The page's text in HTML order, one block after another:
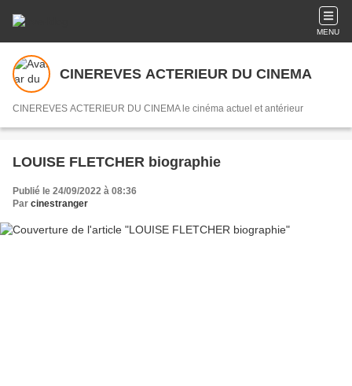
MENU
CINEREVES ACTERIEUR DU CINEMA
CINEREVES ACTERIEUR DU CINEMA le cinéma actuel et antérieur
LOUISE FLETCHER biographie
Publié le 24/09/2022 à 08:36
Par cinestranger